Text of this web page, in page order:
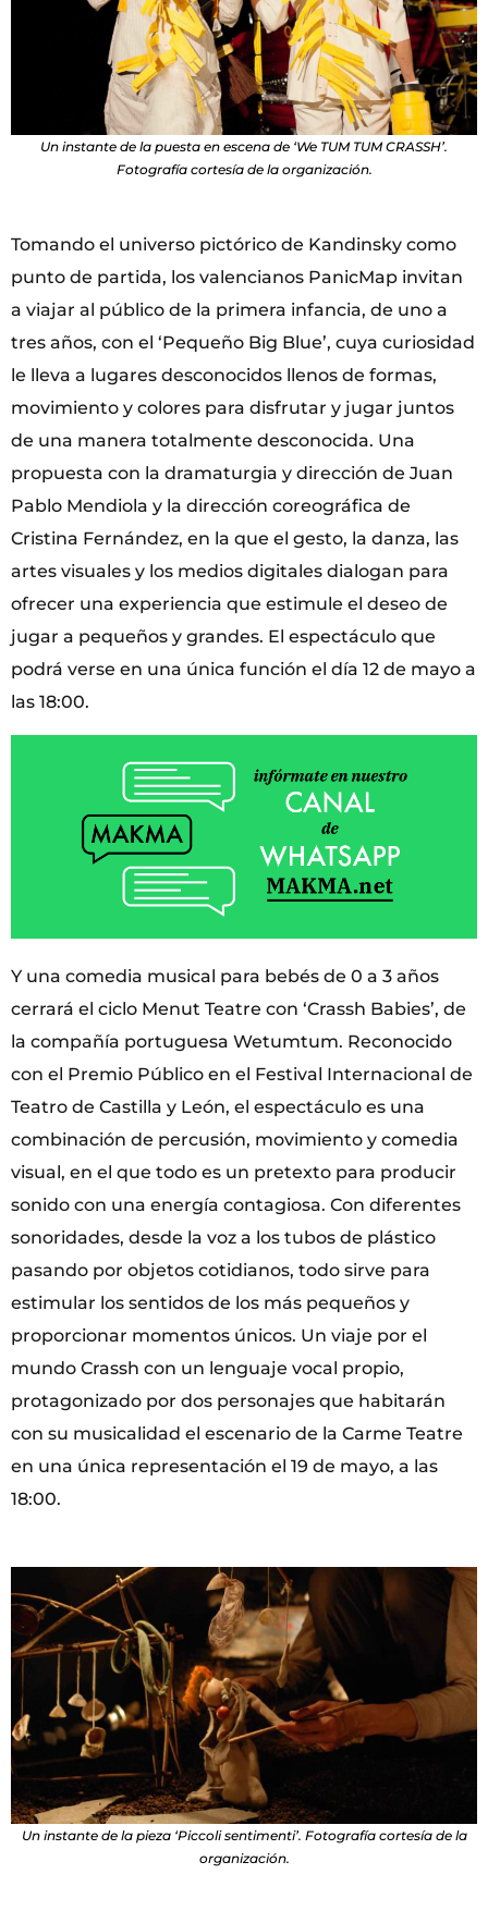
Un instante de la puesta en escena de ‘We TUM TUM CRASSH’.
Fotografía cortesía de la organización.
Tomando el universo pictórico de Kandinsky como
punto de partida, los valencianos PanicMap invitan
a viajar al público de la primera infancia, de uno a
tres años, con el ‘Pequeño Big Blue’, cuya curiosidad
le lleva a lugares desconocidos llenos de formas,
movimiento y colores para disfrutar y jugar juntos
de una manera totalmente desconocida. Una
propuesta con la dramaturgia y dirección de Juan
Pablo Mendiola y la dirección coreográfica de
Cristina Fernández, en la que el gesto, la danza, las
artes visuales y los medios digitales dialogan para
ofrecer una experiencia que estimule el deseo de
jugar a pequeños y grandes. El espectáculo que
podrá verse en una única función el día 12 de mayo a
las 18:00.
Y una comedia musical para bebés de 0 a 3 años
cerrará el ciclo Menut Teatre con ‘Crassh Babies’, de
la compañía portuguesa Wetumtum. Reconocido
con el Premio Público en el Festival Internacional de
Teatro de Castilla y León, el espectáculo es una
combinación de percusión, movimiento y comedia
visual, en el que todo es un pretexto para producir
sonido con una energía contagiosa. Con diferentes
sonoridades, desde la voz a los tubos de plástico
pasando por objetos cotidianos, todo sirve para
estimular los sentidos de los más pequeños y
proporcionar momentos únicos. Un viaje por el
mundo Crassh con un lenguaje vocal propio,
protagonizado por dos personajes que habitarán
con su musicalidad el escenario de la Carme Teatre
en una única representación el 19 de mayo, a las
18:00.
Un instante de la pieza ‘Piccoli sentimenti’. Fotografía cortesía de la
organización.